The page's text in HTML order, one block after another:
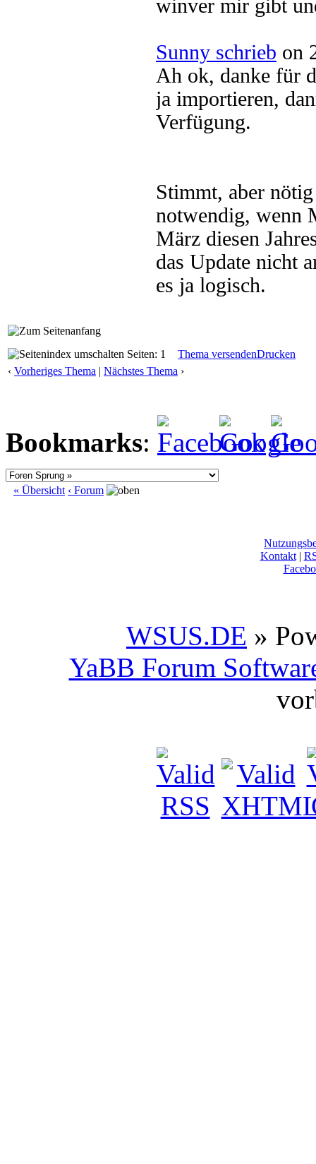
winver mir gibt
Sunny schrieb on
Ah ok, danke für
ja importieren,
Verfügung.
Stimmt, aber
notwendig, wenn
März diesen
das Update nicht
es ja logisch.
Seiten: 1 Thema versendenDrucken
‹ Vorheriges Thema | Nächstes Thema ›
Bookmarks:
« Übersicht ‹ Forum
Kontakt|
WSUS.DE »
YaBB Forum